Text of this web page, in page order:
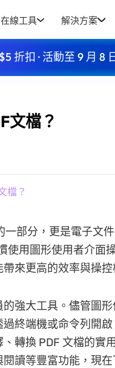
在線工具 解決方案
折扣 · 活動至 9 月 8
文檔？
檔？
部分，更是電子文
使用圖形使用者介面
來更高的效率與操控
強大工具。儘管圖
終端機或命令列開啟
轉換 PDF 文檔的實
讀等豐富功能，現